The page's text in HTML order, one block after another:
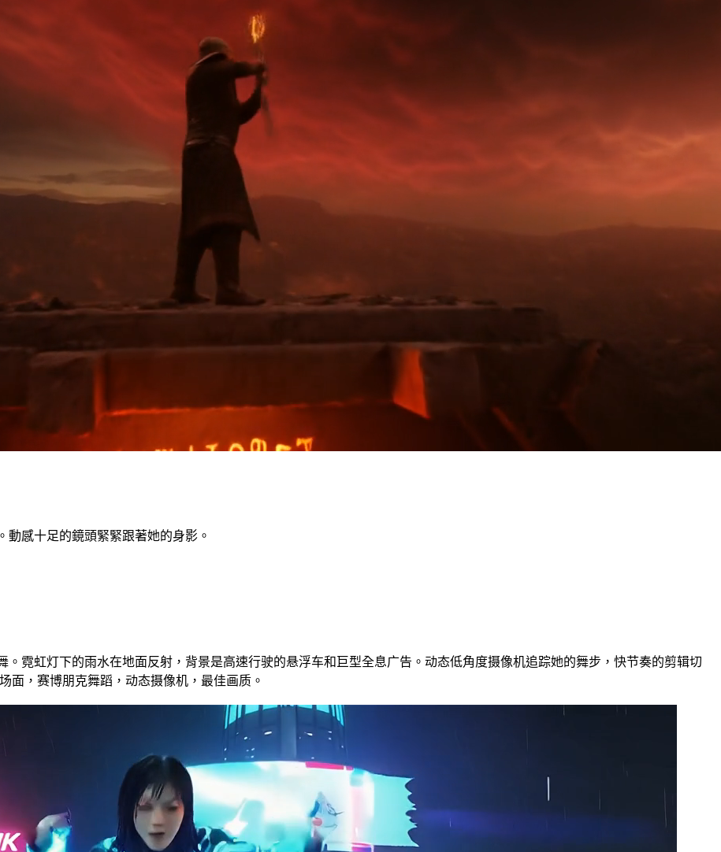
感十足的鏡頭緊緊跟著她的身影。
霓虹灯下的雨水在地面反射，背景是高速行驶的悬浮车和巨型全息广告。动态低角度摄像机追踪她的舞步，快节奏的剪辑切
面，赛博朋克舞蹈，动态摄像机，最佳画质。